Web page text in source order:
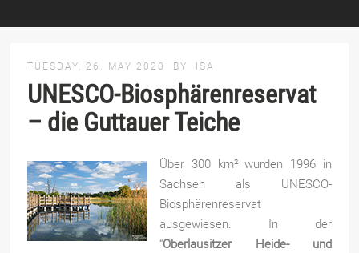
TUESDAY, 26. MAY 2020 BY ISA
UNESCO-Biosphärenreservat
– die Guttauer Teiche
Über 300 km² wurden 1996 in
Sachsen als UNESCO-
Biosphärenreservat
ausgewiesen. In der
“Oberlausitzer Heide- und